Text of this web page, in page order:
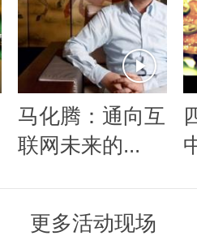
马化腾：通向互
联网未来的...
更多活动现场